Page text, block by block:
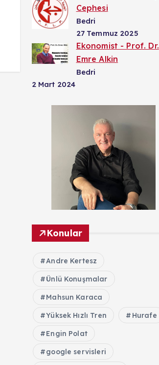
Cephesi
Bedri
27 Temmuz 2025
Ekonomist - Prof. Dr.
Emre Alkin
Bedri
2 Mart 2024
Konular
Andre Kertesz
Ünlü Konuşmalar
Mahsun Karaca
Yüksek Hızlı Tren Hurafe
Engin Polat
google servisleri